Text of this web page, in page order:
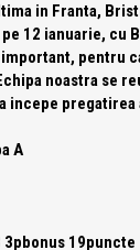
in Franta,
12 ianuarie, cu
pentru
noastra se
incepe
A
19puncte